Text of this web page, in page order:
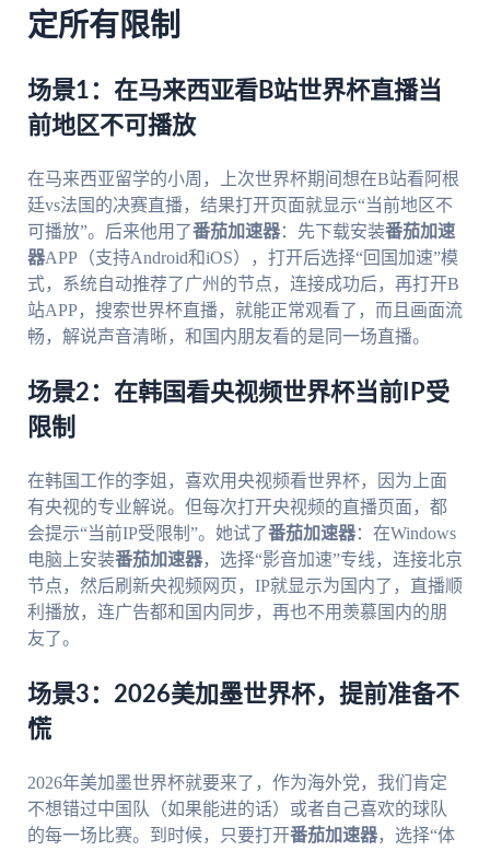
定所有限制
场景1：在马来西亚看B站世界杯直播当
前地区不可播放
在马来西亚留学的小周，上次世界杯期间想在B站看阿根
廷vs法国的决赛直播，结果打开页面就显示“当前地区不
可播放”。后来他用了番茄加速器：先下载安装番茄加速
器APP（支持Android和iOS），打开后选择“回国加速”模
式，系统自动推荐了广州的节点，连接成功后，再打开B
站APP，搜索世界杯直播，就能正常观看了，而且画面流
畅，解说声音清晰，和国内朋友看的是同一场直播。
场景2：在韩国看央视频世界杯当前IP受
限制
在韩国工作的李姐，喜欢用央视频看世界杯，因为上面
有央视的专业解说。但每次打开央视频的直播页面，都
会提示“当前IP受限制”。她试了番茄加速器：在Windows
电脑上安装番茄加速器，选择“影音加速”专线，连接北京
节点，然后刷新央视频网页，IP就显示为国内了，直播顺
利播放，连广告都和国内同步，再也不用羡慕国内的朋
友了。
场景3：2026美加墨世界杯，提前准备不
慌
2026年美加墨世界杯就要来了，作为海外党，我们肯定
不想错过中国队（如果能进的话）或者自己喜欢的球队
的每一场比赛。到时候，只要打开番茄加速器，选择“体